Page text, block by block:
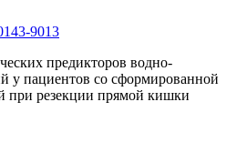
9013
предикторов водно-
у пациентов со сформированной
при резекции прямой кишки